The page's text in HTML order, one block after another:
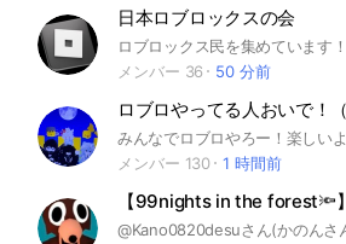
日本ロブロックスの会
メンバー 36
50 分前
みんなでロブロやろー！楽しいよ
メンバー 130
1 時間前